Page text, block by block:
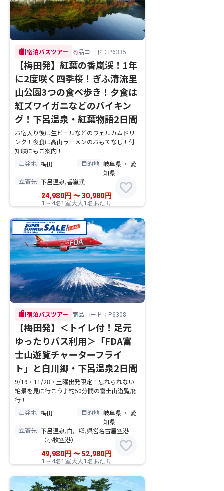
trip宿泊バスツアー 商品コード：P6335
【梅田発】紅葉の香嵐渓！1年
に2度咲く四季桜！ぎふ清流里
山公園3つの食べ歩き！夕食は
紅ズワイガニなどのバイキン
グ！下呂温泉・紅葉物語2日間
お宿入り後は生ビールなどのウェルカムドリ
ンク！夜食は高山ラーメンのおもてなし！付
知峡にもご案内！
出発地 梅田 目的地 岐阜県 ・ 愛
知県
立寄先 下呂温泉,香嵐渓
24,980円 〜30,980 円
1～4名1室大人1名あたり
favorite
trip宿泊バスツアー 商品コード：P6308
【梅田発】＜トイレ付！足元
ゆったりバス利用＞「FDA富
士山遊覧チャーターフライ
ト」と白川郷・下呂温泉2日間
9/19・11/28・土曜出発限定！忘れられない
絶景を見に行こう♪約50分間の富士山遊覧飛
行！
出発地 梅田 目的地 岐阜県 ・ 愛
知県
立寄先 下呂温泉,白川郷,県営名古屋空港
（小牧空港）
49,980円 〜52,980 円
1～4名1室大人1名あたり
favorite